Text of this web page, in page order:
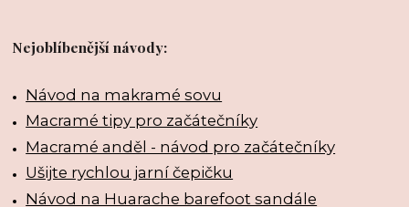
Nejoblíbenější návody:
Návod na makramé sovu
Macramé tipy pro začátečníky
Macramé anděl - návod pro začátečníky
Ušijte rychlou jarní čepičku
Návod na Huarache barefoot sandále